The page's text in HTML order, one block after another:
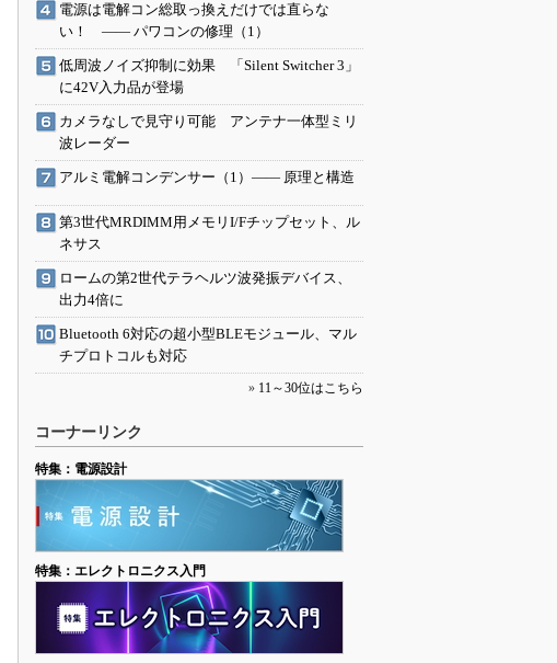
電源は電解コン総取っ換えだけでは直らな
い！ ―― パワコンの修理（1）
低周波ノイズ抑制に効果 「Silent Switcher 3」
に42V入力品が登場
カメラなしで見守り可能 アンテナ一体型ミリ
波レーダー
アルミ電解コンデンサー（1）―― 原理と構造
第3世代MRDIMM用メモリI/Fチップセット、ル
ネサス
ロームの第2世代テラヘルツ波発振デバイス、
出力4倍に
Bluetooth 6対応の超小型BLEモジュール、マル
チプロトコルも対応
» 11～30位はこちら
コーナーリンク
特集：電源設計
特集：エレクトロニクス入門